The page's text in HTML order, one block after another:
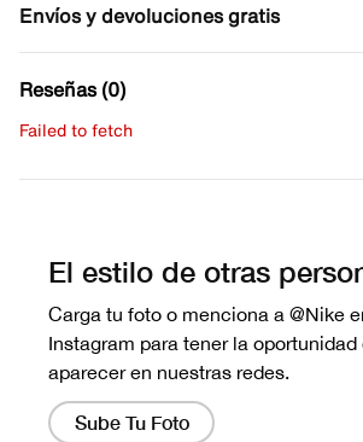
Envíos y devoluciones gratis
Reseñas (0)
Failed to fetch